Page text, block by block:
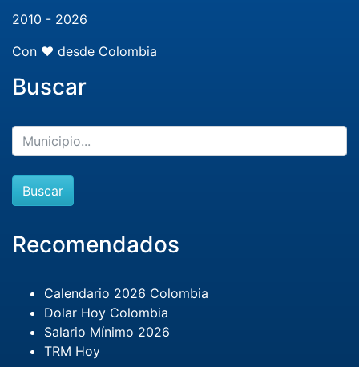
2010 - 2026
Con ❤️ desde Colombia
Buscar
Buscar
Recomendados
Calendario 2026 Colombia
Dolar Hoy Colombia
Salario Mínimo 2026
TRM Hoy